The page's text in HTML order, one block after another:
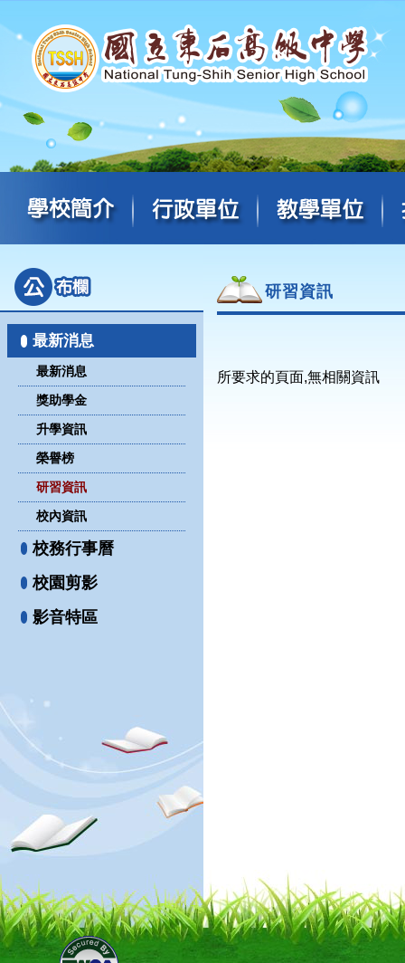
最新消息
最新消息
獎助學金
升學資訊
榮譽榜
研習資訊
校內資訊
校務行事曆
校園剪影
影音特區
研習資訊
所要求的頁面,無相關資訊